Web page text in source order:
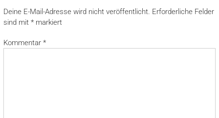
Deine E-Mail-Adresse wird nicht veröffentlicht. Erforderliche Felder
sind mit *markiert
Kommentar *